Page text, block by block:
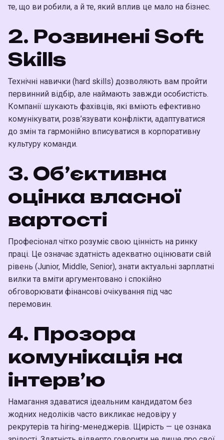
те, що ви робили, а й те, який вплив це мало на бізнес.
2. Розвинені Soft
Skills
Технічні навички (hard skills) дозволяють вам пройти
первинний відбір, але наймають завжди особистість.
Компанії шукають фахівців, які вміють ефективно
комунікувати, розв’язувати конфлікти, адаптуватися
до змін та гармонійно вписуватися в корпоративну
культуру команди.
3. Об’єктивна
оцінка власної
вартості
Професіонал чітко розуміє свою цінність на ринку
праці. Це означає здатність адекватно оцінювати свій
рівень (Junior, Middle, Senior), знати актуальні зарплатні
вилки та вміти аргументовано і спокійно
обговорювати фінансові очікування під час
перемовин.
4. Прозора
комунікація на
інтерв’ю
Намагання здаватися ідеальним кандидатом без
жодних недоліків часто викликає недовіру у
рекрутерів та hiring-менеджерів. Щирість — це ознака